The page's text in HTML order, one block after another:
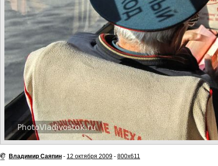
Владимир Саяпин - 12 октября 2009 - 800x611